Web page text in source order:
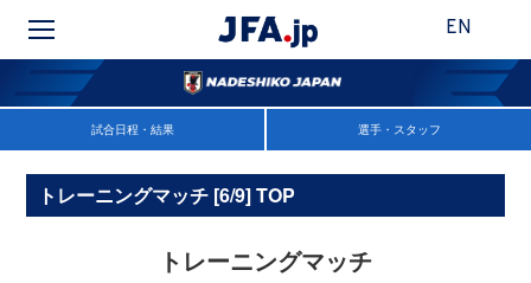
EN
試合日程・結果 選手・スタッフ
トレーニングマッチ [6/9] TOP
トレーニングマッチ